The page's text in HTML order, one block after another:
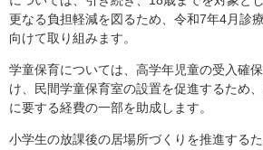
更なる負担軽減を図るため、令和7年4月診
向けて取り組みます。
学童保育については、高学年児童の受入確
け、民間学童保育室の設置を促進するため
に要する経費の一部を助成します。
小学生の放課後の居場所づくりを推進する